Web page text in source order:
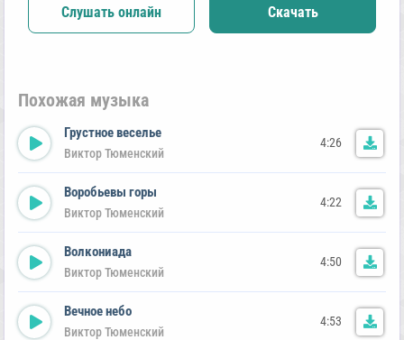
Слушать онлайн Скачать
Похожая музыка
Грустное веселье
Виктор Тюменский
4:26
Воробьевы горы
Виктор Тюменский
4:22
Волкониада
Виктор Тюменский
4:50
Вечное небо
Виктор Тюменский
4:53